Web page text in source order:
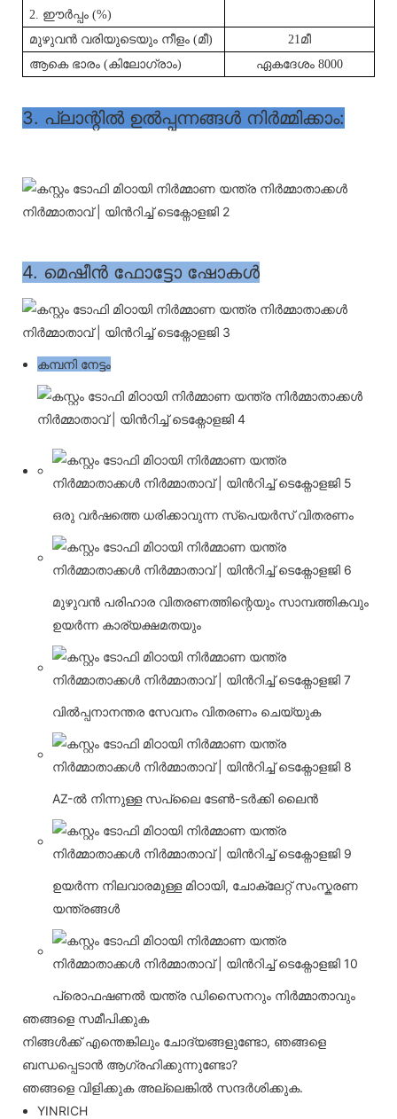
2. ഈർപ്പം (%)
മുഴുവൻ വരിയുടെയും നീളം (മീ)
21മീ
ആകെ ഭാരം (കിലോഗ്രാം)
ഏകദേശം 8000
3. പ്ലാന്റിൽ ഉൽപ്പന്നങ്ങൾ നിർമ്മിക്കാം:
4. മെഷീൻ ഫോട്ടോ ഷോകൾ
കമ്പനി നേട്ടം
ഒരു വർഷത്തെ ധരിക്കാവുന്ന സ്പെയർസ് വിതരണം
മുഴുവൻ പരിഹാര വിതരണത്തിന്റെയും സാമ്പത്തികവും
ഉയർന്ന കാര്യക്ഷമതയും
വിൽപ്പനാനന്തര സേവനം വിതരണം ചെയ്യുക
AZ-ൽ നിന്നുള്ള സപ്ലൈ ടേൺ-ടർക്കി ലൈൻ
ഉയർന്ന നിലവാരമുള്ള മിഠായി, ചോക്ലേറ്റ് സംസ്കരണ
യന്ത്രങ്ങൾ
പ്രൊഫഷണൽ യന്ത്ര ഡിസൈനറും നിർമ്മാതാവും
ഞങ്ങളെ സമീപിക്കുക
നിങ്ങൾക്ക് എന്തെങ്കിലും ചോദ്യങ്ങളുണ്ടോ, ഞങ്ങളെ
ബന്ധപ്പെടാൻ ആഗ്രഹിക്കുന്നുണ്ടോ?
ഞങ്ങളെ വിളിക്കുക അല്ലെങ്കിൽ സന്ദർശിക്കുക.
YINRICH